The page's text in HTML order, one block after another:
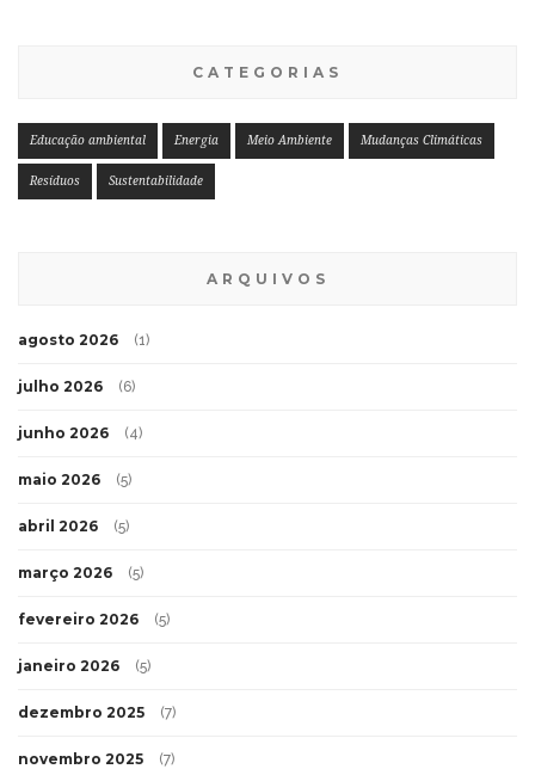
CATEGORIAS
Educação ambiental Energia Meio Ambiente Mudanças Climáticas
Resíduos Sustentabilidade
ARQUIVOS
agosto 2026 (1)
julho 2026 (6)
junho 2026 (4)
maio 2026 (5)
abril 2026 (5)
março 2026 (5)
fevereiro 2026 (5)
janeiro 2026 (5)
dezembro 2025 (7)
novembro 2025 (7)